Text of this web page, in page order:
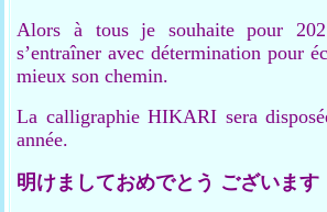
Alors à tous je souhaite pour
s’entraîner avec détermination pour
mieux son chemin.
La calligraphie HIKARI sera
année.
明けましておめでとう ございます